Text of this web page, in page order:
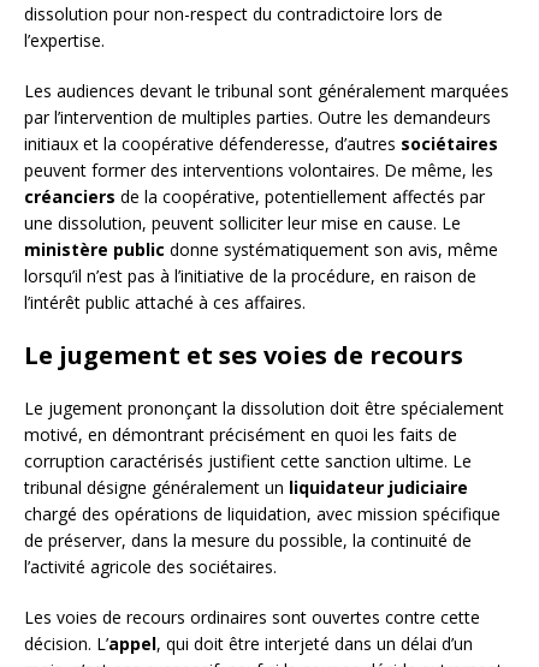
dissolution pour non-respect du contradictoire lors de
l’expertise.
Les audiences devant le tribunal sont généralement marquées
par l’intervention de multiples parties. Outre les demandeurs
initiaux et la coopérative défenderesse, d’autres sociétaires
peuvent former des interventions volontaires. De même, les
créanciers de la coopérative, potentiellement affectés par
une dissolution, peuvent solliciter leur mise en cause. Le
ministère public donne systématiquement son avis, même
lorsqu’il n’est pas à l’initiative de la procédure, en raison de
l’intérêt public attaché à ces affaires.
Le jugement et ses voies de recours
Le jugement prononçant la dissolution doit être spécialement
motivé, en démontrant précisément en quoi les faits de
corruption caractérisés justifient cette sanction ultime. Le
tribunal désigne généralement un liquidateur judiciaire
chargé des opérations de liquidation, avec mission spécifique
de préserver, dans la mesure du possible, la continuité de
l’activité agricole des sociétaires.
Les voies de recours ordinaires sont ouvertes contre cette
décision. L’appel, qui doit être interjeté dans un délai d’un